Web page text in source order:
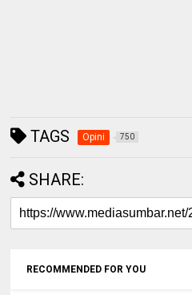
TAGS Opini 750
SHARE:
RECOMMENDED FOR YOU